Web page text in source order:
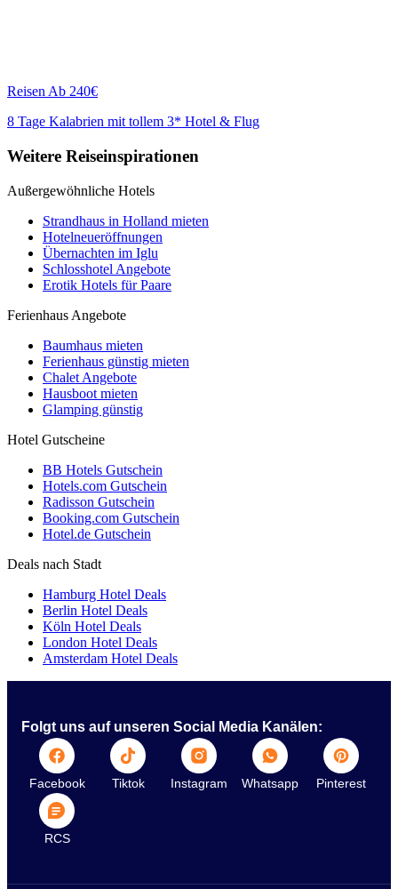
Reisen Ab 240€
8 Tage Kalabrien mit tollem 3* Hotel & Flug
Weitere Reiseinspirationen
Außergewöhnliche Hotels
Strandhaus in Holland mieten
Hotelneueröffnungen
Übernachten im Iglu
Schlosshotel Angebote
Erotik Hotels für Paare
Ferienhaus Angebote
Baumhaus mieten
Ferienhaus günstig mieten
Chalet Angebote
Hausboot mieten
Glamping günstig
Hotel Gutscheine
BB Hotels Gutschein
Hotels.com Gutschein
Radisson Gutschein
Booking.com Gutschein
Hotel.de Gutschein
Deals nach Stadt
Hamburg Hotel Deals
Berlin Hotel Deals
Köln Hotel Deals
London Hotel Deals
Amsterdam Hotel Deals